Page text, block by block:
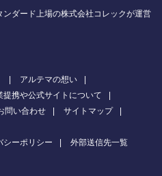
ンダード上場の株式会社コレックが運営
アルテマの想い
提携や公式サイトについて
問い合わせ
サイトマップ
シーポリシー 外部送信先一覧